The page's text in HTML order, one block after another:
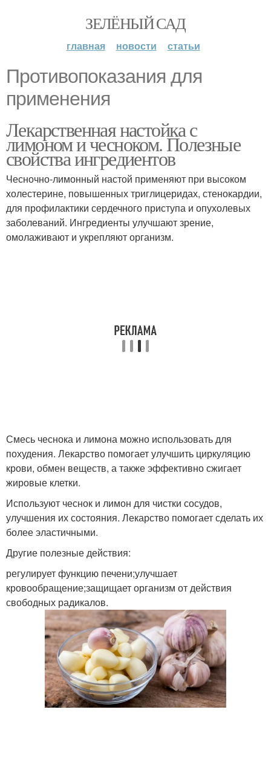
ЗЕЛЁНЫЙ САД
главная новости статьи
Противопоказания для
применения
Лекарственная настойка с
лимоном и чесноком. Полезные
свойства ингредиентов
Чесночно-лимонный настой применяют при высоком
холестерине, повышенных триглицеридах, стенокардии,
для профилактики сердечного приступа и опухолевых
заболеваний. Ингредиенты улучшают зрение,
омолаживают и укрепляют организм.
Смесь чеснока и лимона можно использовать для
похудения. Лекарство помогает улучшить циркуляцию
крови, обмен веществ, а также эффективно сжигает
жировые клетки.
Используют чеснок и лимон для чистки сосудов,
улучшения их состояния. Лекарство помогает сделать их
более эластичными.
Другие полезные действия:
регулирует функцию печени;улучшает
кровообращение;защищает организм от действия
свободных радикалов.